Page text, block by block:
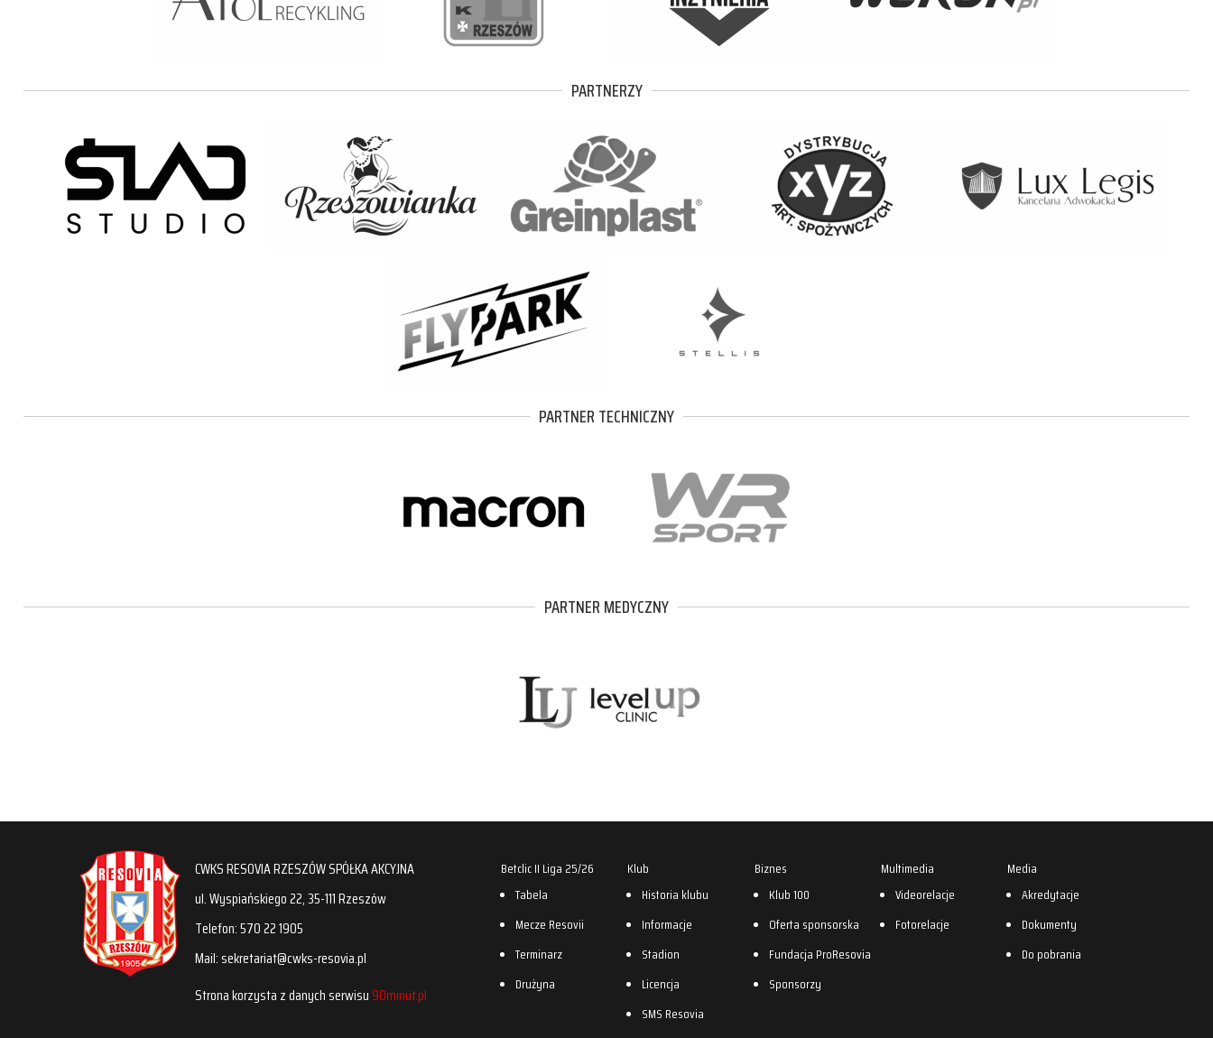
PARTNERZY
PARTNER TECHNICZNY
PARTNER MEDYCZNY
CWKS RESOVIA RZESZÓW SPÓŁKA AKCYJNA
ul. Wyspiańskiego 22, 35-111 Rzeszów
Telefon: 570 22 1905
Mail: sekretariat@cwks-resovia.pl
Strona korzysta z danych serwisu90minut.pl
Betclic II Liga 25/26
Tabela
Mecze Resovii
Terminarz
Drużyna
Klub
Historia klubu
Informacje
Stadion
Licencja
SMS Resovia
Biznes
Klub 100
Oferta sponsorska
Fundacja ProResovia
Sponsorzy
Multimedia
Videorelacje
Fotorelacje
Media
Akredytacje
Dokumenty
Do pobrania